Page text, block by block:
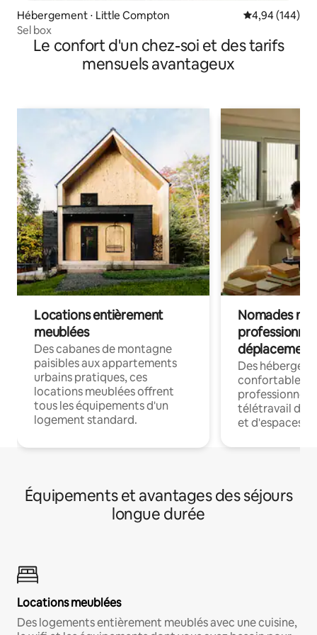
Hébergement ⋅ Little Compton Évaluation
4,94 (144)
Sel box
Le confort d'un chez-soi et des tarifs
mensuels avantageux
Locations entièrement
meublées
Des cabanes de montagne
paisibles aux appartements
urbains pratiques, ces
locations meublées offrent
tous les équipements d'un
logement standard.
Nomades
déplacement
Des
confortables
professionnels
télétravail
et d'espaces
Équipements et avantages des séjours
longue durée
Locations meublées
Des logements entièrement meublés avec une cuisine,